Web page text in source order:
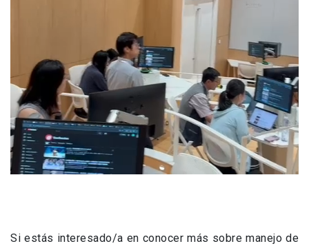
Si estás interesado/a en conocer más sobre manejo de